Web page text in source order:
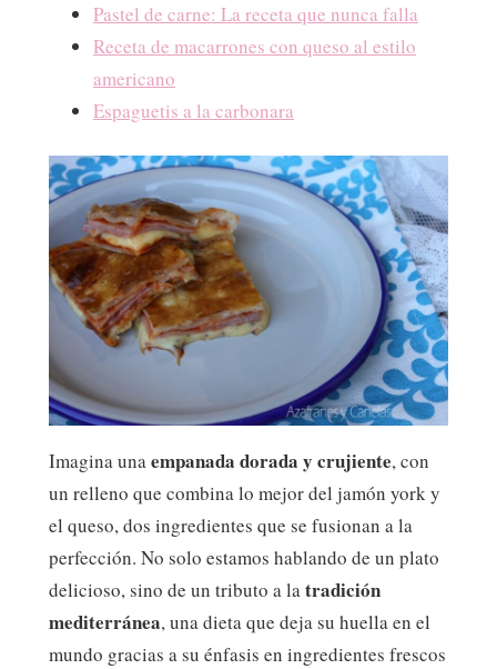
Pastel de carne: La receta que nunca falla
Receta de macarrones con queso al estilo
americano
Espaguetis a la carbonara
Imagina unaempanada dorada y crujiente, con
un relleno que combina lo mejor del jamón york y
el queso, dos ingredientes que se fusionan a la
perfección. No solo estamos hablando de un plato
delicioso, sino de un tributo a latradición
mediterránea, una dieta que deja su huella en el
mundo gracias a su énfasis en ingredientes frescos